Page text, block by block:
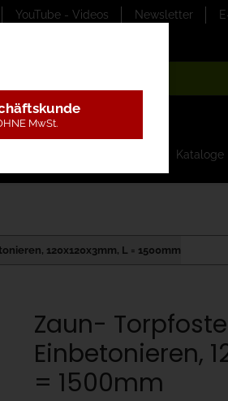
YouTube - Videos Newsletter
Kataloge
120x120x3mm, L = 1500mm
Zaun-
Einbetonieren,
= 1500mm
MwSt.